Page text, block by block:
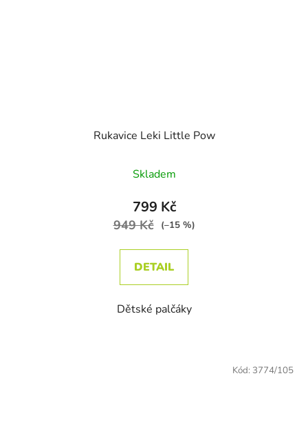
Rukavice Leki Little Pow
Skladem
799 Kč
949 Kč (–15 %)
DETAIL
Dětské palčáky
Kód: 3774/105